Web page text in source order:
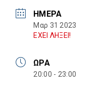
ΗΜΈΡΑ
Μαρ 31 2023
ΕΧΕΙ ΛΗΞΕΙ!
ΏΡΑ
20:00 - 23:00